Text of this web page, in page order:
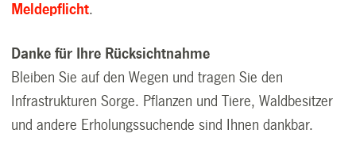
Meldepflicht.
Danke für Ihre Rücksichtnahme
Bleiben Sie auf den Wegen und tragen Sie den
Infrastrukturen Sorge. Pflanzen und Tiere, Waldbesitzer
und andere Erholungssuchende sind Ihnen dankbar.